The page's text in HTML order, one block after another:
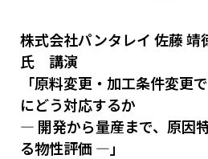
株式会社パンタレイ 佐藤 靖
氏 講演
「原料変更・加工条件変更
にどう対応するか
― 開発から量産まで、原因
る物性評価 ―」